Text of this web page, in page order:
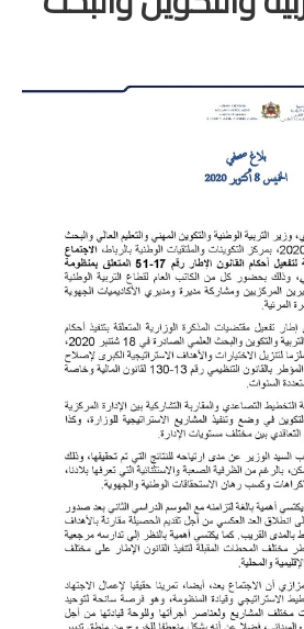
المستوى السادس
فروض و امتحانات
المرحلة الأولى
المرحلة الثانية
الإمتحان الموحد المحلي
المرحلة الثالثة
المرحلة الرابعة
الامتحان الموحد الإقليمي
فضاء الأستاذ
وثائق الأستاذ